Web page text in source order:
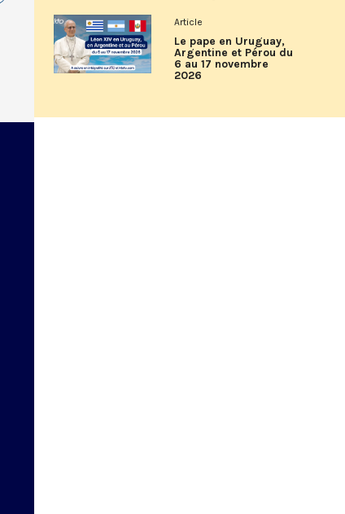
Article
Le pape en Uruguay,
Argentine et Pérou du
6 au 17 novembre
2026